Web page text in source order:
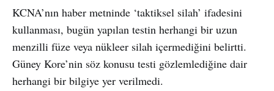
KCNA’nın haber metninde ‘taktiksel silah’ ifadesini
kullanması, bugün yapılan testin herhangi bir uzun
menzilli füze veya nükleer silah içermediğini belirtti.
Güney Kore’nin söz konusu testi gözlemlediğine dair
herhangi bir bilgiye yer verilmedi.